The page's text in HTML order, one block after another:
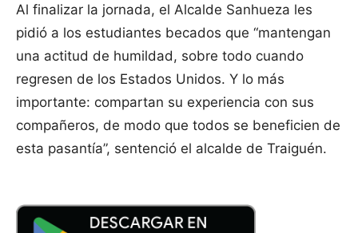
Al finalizar la jornada, el Alcalde Sanhueza les
pidió a los estudiantes becados que “mantengan
una actitud de humildad, sobre todo cuando
regresen de los Estados Unidos. Y lo más
importante: compartan su experiencia con sus
compañeros, de modo que todos se beneficien de
esta pasantía”, sentenció el alcalde de Traiguén.